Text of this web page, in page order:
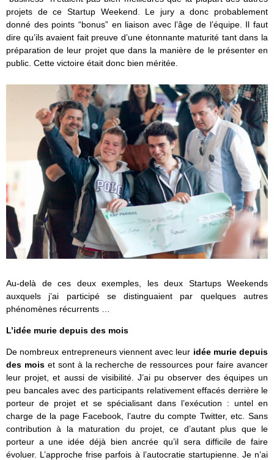
projets de ce Startup Weekend. Le jury a donc probablement
donné des points “bonus” en liaison avec l’âge de l’équipe. Il faut
dire qu’ils avaient fait preuve d’une étonnante maturité tant dans la
préparation de leur projet que dans la manière de le présenter en
public. Cette victoire était donc bien méritée.
Au-delà de ces deux exemples, les deux Startups Weekends
auxquels j’ai participé se distinguaient par quelques autres
phénomènes récurrents …
L’idée murie depuis des mois
De nombreux entrepreneurs viennent avec leur idée murie depuis
des mois et sont à la recherche de ressources pour faire avancer
leur projet, et aussi de visibilité. J’ai pu observer des équipes un
peu bancales avec des participants relativement effacés derrière le
porteur de projet et se spécialisant dans l’exécution : untel en
charge de la page Facebook, l’autre du compte Twitter, etc. Sans
contribution à la maturation du projet, ce d’autant plus que le
porteur a une idée déjà bien ancrée qu’il sera difficile de faire
évoluer. L’approche frise parfois à l’autocratie startupienne. Je n’ai